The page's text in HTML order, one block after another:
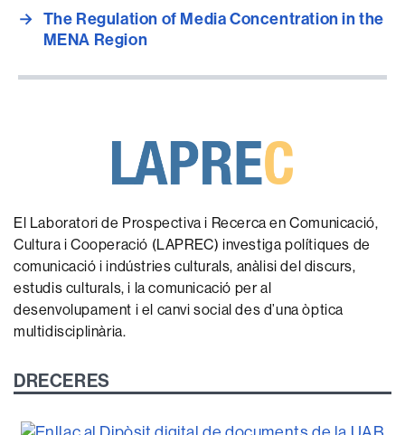
→ The Regulation of Media Concentration in the
MENA Region
El Laboratori de Prospectiva i Recerca en Comunicació,
Cultura i Cooperació (LAPREC) investiga polítiques de
comunicació i indústries culturals, anàlisi del discurs,
estudis culturals, i la comunicació per al
desenvolupament i el canvi social des d’una òptica
multidisciplinària.
DRECERES